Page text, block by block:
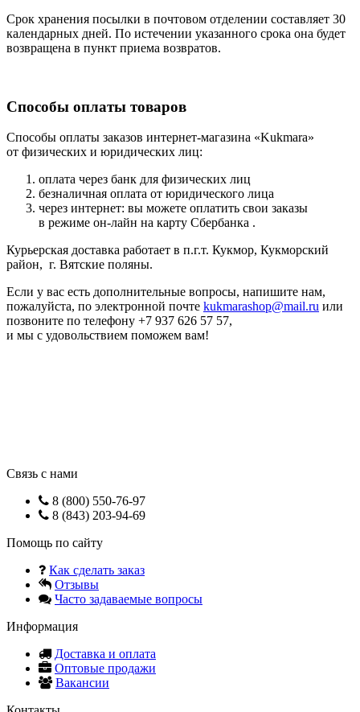
Срок хранения посылки в почтовом отделении составляет 30
календарных дней. По истечении указанного срока она будет
возвращена в пункт приема возвратов.
Способы оплаты товаров
Способы оплаты заказов интернет-магазина «Kukmara»
от физических и юридических лиц:
оплата через банк для физических лиц
безналичная оплата от юридического лица
через интернет: вы можете оплатить свои заказы
в режиме он-лайн на карту Сбербанка .
Курьерская доставка работает в п.г.т. Кукмор, Кукморский
район, г. Вятские поляны.
Если у вас есть дополнительные вопросы, напишите нам,
пожалуйста, по электронной почте kukmarashop@mail.ru или
позвоните по телефону +7 937 626 57 57,
и мы с удовольствием поможем вам!
Связь с нами
8 (800) 550-76-97
8 (843) 203-94-69
Помощь по сайту
Как сделать заказ
Отзывы
Часто задаваемые вопросы
Информация
Доставка и оплата
Оптовые продажи
Вакансии